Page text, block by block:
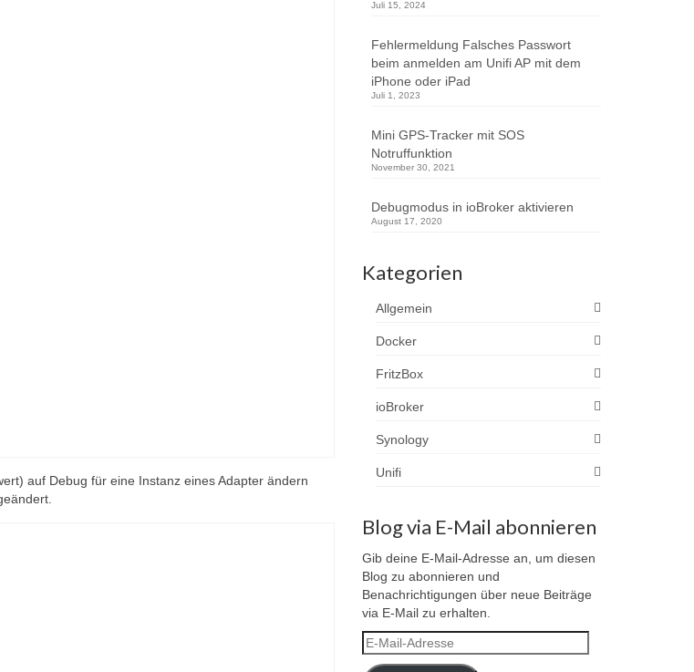
auf Debug für eine Instanz eines Adapter ändern
Juli 15, 2024
Fehlermeldung Falsches Passwort
beim anmelden am Unifi AP mit dem
iPhone oder iPad
Juli 1, 2023
Mini GPS-Tracker mit SOS
Notruffunktion
November 30, 2021
Debugmodus in ioBroker aktivieren
August 17, 2020
Kategorien
Allgemein
Docker
FritzBox
ioBroker
Synology
Unifi
Blog via E-Mail abonnieren
Gib deine E-Mail-Adresse an, um diesen
Blog zu abonnieren und
Benachrichtigungen über neue Beiträge
via E-Mail zu erhalten.
E-
Mail-